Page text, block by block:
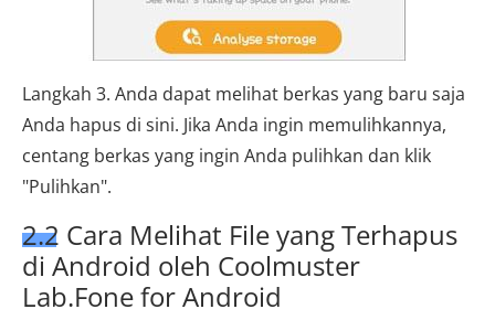
Langkah 3. Anda dapat melihat berkas yang baru saja
Anda hapus di sini. Jika Anda ingin memulihkannya,
centang berkas yang ingin Anda pulihkan dan klik
"Pulihkan".
2.2 Cara Melihat File yang Terhapus
di Android oleh Coolmuster
Lab.Fone for Android